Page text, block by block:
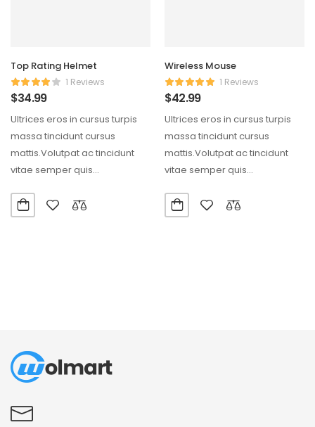
Top Rating Helmet
1 Reviews
$34.99
Ultrices eros in cursus turpis
massa tincidunt cursus
mattis.Volutpat ac tincidunt
vitae semper quis
maecenas ultricies mi…
Wireless Mouse
1 Reviews
$42.99
Ultrices eros in cursus turpis
massa tincidunt cursus
mattis.Volutpat ac tincidunt
vitae semper quis
maecenas ultricies mi…